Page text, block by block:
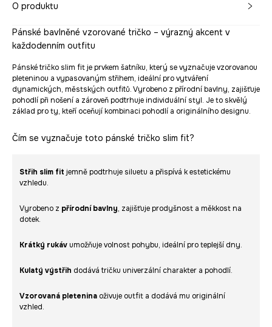
O produktu
Pánské bavlněné vzorované tričko – výrazný akcent v
každodenním outfitu
Pánské tričko slim fit je prvkem šatníku, který se vyznačuje vzorovanou
pleteninou a vypasovaným střihem, ideální pro vytváření
dynamických, městských outfitů. Vyrobeno z přírodní bavlny, zajišťuje
pohodlí při nošení a zároveň podtrhuje individuální styl. Je to skvělý
základ pro ty, kteří oceňují kombinaci pohodlí a originálního designu.
Čím se vyznačuje toto pánské tričko slim fit?
Střih slim fit jemně podtrhuje siluetu a přispívá k estetickému
vzhledu.
Vyrobeno z přírodní bavlny, zajišťuje prodyšnost a měkkost na
dotek.
Krátký rukáv umožňuje volnost pohybu, ideální pro teplejší dny.
Kulatý výstřih dodává tričku univerzální charakter a pohodlí.
Vzorovaná pletenina oživuje outfit a dodává mu originální
vzhled.